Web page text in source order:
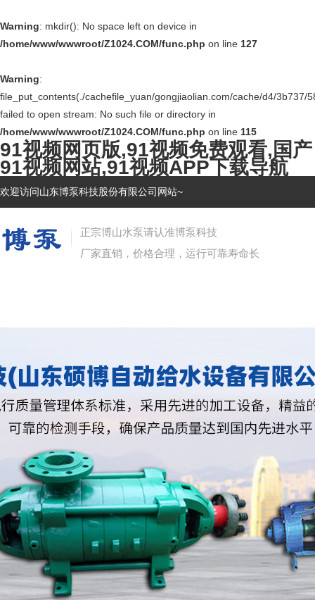
Warning: mkdir(): No space left on device in
/home/www/wwwroot/Z1024.COM/func.php on line 127
Warning:
file_put_contents(./cachefile_yuan/gongjiaolian.com/cache/d4/3b737/
failed to open stream: No such file or directory in
/home/www/wwwroot/Z1024.COM/func.php on line 115
91视频网页版,91视频免费观看,国产
91视频网站,91视频APP下载导航
欢迎访问山东博泵科技股份有限公司网站~
正宗博山水泵请认准博泵科技
厂家直销，价格合理，运行可靠寿命长